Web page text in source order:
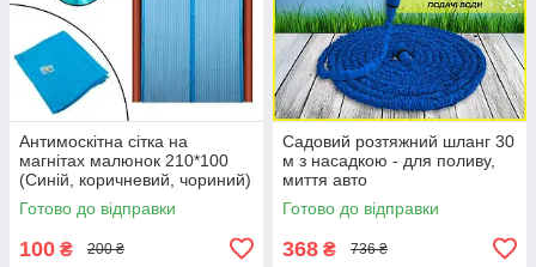
Антимоскітна сітка на
магнітах малюнок 210*100
(Синій, коричневий, чориний)
Готово до відправки
100 ₴ 200 ₴
Садовий розтяжний шланг 30
м з насадкою - для поливу,
миття авто
Готово до відправки
368 ₴ 736 ₴